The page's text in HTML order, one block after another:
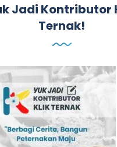
Jadi Kontributor
Ternak!